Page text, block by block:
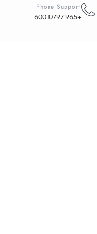
Phone Support
+965 60010797